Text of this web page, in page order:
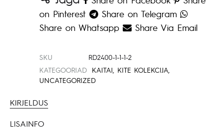
on Pinterest
Share on Telegram
Share on Whatsapp
Share Via Email
SKU
RD2400-1-1-1-2
KATEGOORIAD
KAITAI KITE KOLEKCIJA
UNCATEGORIZED
KIRJELDUS
LISAINFO